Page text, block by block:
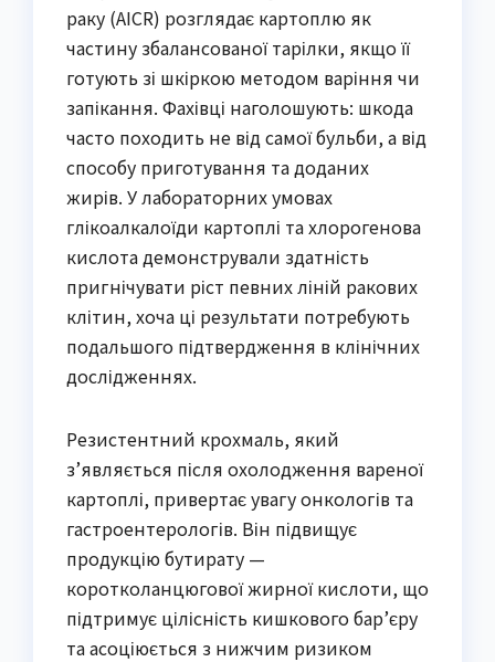
раку (AICR) розглядає картоплю як
частину збалансованої тарілки, якщо її
готують зі шкіркою методом варіння чи
запікання. Фахівці наголошують: шкода
часто походить не від самої бульби, а від
способу приготування та доданих
жирів. У лабораторних умовах
глікоалкалоїди картоплі та хлорогенова
кислота демонстрували здатність
пригнічувати ріст певних ліній ракових
клітин, хоча ці результати потребують
подальшого підтвердження в клінічних
дослідженнях.
Резистентний крохмаль, який
з’являється після охолодження вареної
картоплі, привертає увагу онкологів та
гастроентерологів. Він підвищує
продукцію бутирату —
коротколанцюгової жирної кислоти, що
підтримує цілісність кишкового бар’єру
та асоціюється з нижчим ризиком